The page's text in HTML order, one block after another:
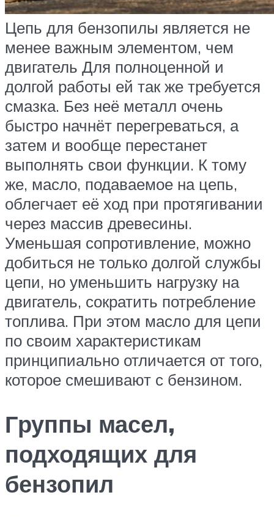
Цепь для бензопилы является не
менее важным элементом, чем
двигатель Для полноценной и
долгой работы ей так же требуется
смазка. Без неё металл очень
быстро начнёт перегреваться, а
затем и вообще перестанет
выполнять свои функции. К тому
же, масло, подаваемое на цепь,
облегчает её ход при протягивании
через массив древесины.
Уменьшая сопротивление, можно
добиться не только долгой службы
цепи, но уменьшить нагрузку на
двигатель, сократить потребление
топлива. При этом масло для цепи
по своим характеристикам
принципиально отличается от того,
которое смешивают с бензином.
Группы масел,
подходящих для
бензопил